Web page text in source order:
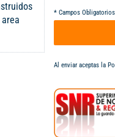
el
* Campos Obligatorios
Al enviar aceptas la